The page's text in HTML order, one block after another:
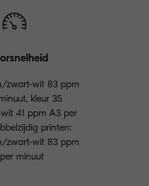
zwart-wit 83 ppm
kleur 35
41 ppm A3 per
printen:
zwart-wit 83 ppm
minuut